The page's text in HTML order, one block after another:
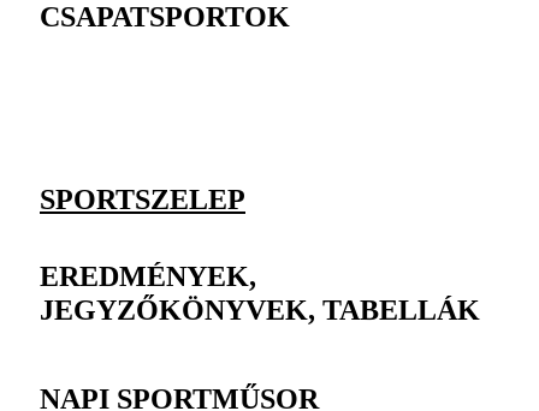
CSAPATSPORTOK
SPORTSZELEP
EREDMÉNYEK,
JEGYZŐKÖNYVEK, TABELLÁK
NAPI SPORTMŰSOR